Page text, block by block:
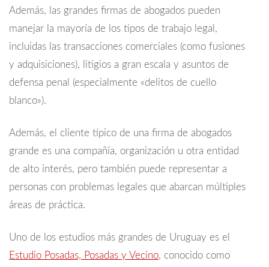
Además, las grandes firmas de abogados pueden
manejar la mayoría de los tipos de trabajo legal,
incluidas las transacciones comerciales (como fusiones
y adquisiciones), litigios a gran escala y asuntos de
defensa penal (especialmente «delitos de cuello
blanco»).
Además, el cliente típico de una firma de abogados
grande es una compañía, organización u otra entidad
de alto interés, pero también puede representar a
personas con problemas legales que abarcan múltiples
áreas de práctica.
Uno de los estudios más grandes de Uruguay es el
Estudio Posadas, Posadas y Vecino, conocido como